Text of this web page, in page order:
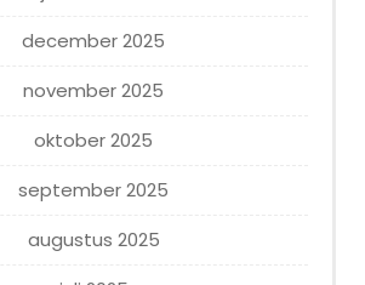
december 2025
november 2025
oktober 2025
september 2025
augustus 2025